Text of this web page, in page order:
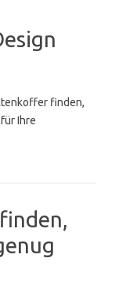
finden,
Ihre